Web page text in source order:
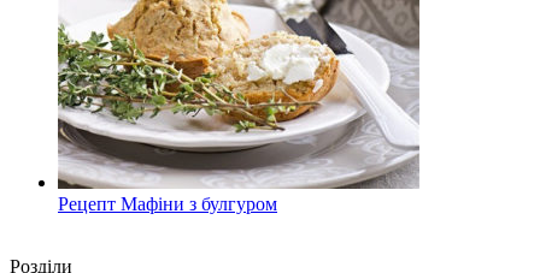
Рецепт Мафіни з булгуром
Роздiли